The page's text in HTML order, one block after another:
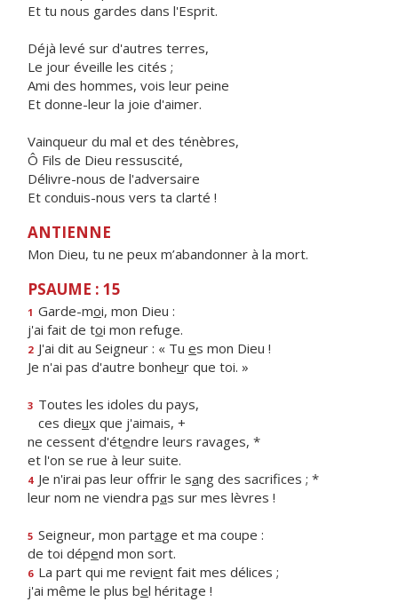
Et tu nous gardes dans l'Esprit.
Déjà levé sur d'autres terres,
Le jour éveille les cités ;
Ami des hommes, vois leur peine
Et donne-leur la joie d'aimer.
Vainqueur du mal et des ténèbres,
Ô Fils de Dieu ressuscité,
Délivre-nous de l'adversaire
Et conduis-nous vers ta clarté !
ANTIENNE
Mon Dieu, tu ne peux m’abandonner à la mort.
PSAUME : 15
1 Garde-moi, mon Dieu :
j'ai fait de toi mon refuge.
2 J'ai dit au Seigneur : « Tu es mon Dieu !
Je n'ai pas d'autre bonheur que toi. »
3 Toutes les idoles du pays,
ces dieux que j'aimais, +
ne cessent d'étendre leurs ravages, *
et l'on se rue à leur suite.
4 Je n'irai pas leur offrir le sang des sacrifices ; *
leur nom ne viendra pas sur mes lèvres !
5 Seigneur, mon partage et ma coupe :
de toi dépend mon sort.
6 La part qui me revient fait mes délices ;
j'ai même le plus bel héritage !